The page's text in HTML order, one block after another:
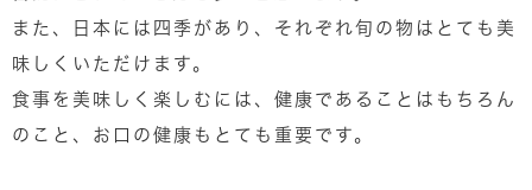
また、日本には四季があり、それぞれ旬の物はとても美
味しくいただけます。
食事を美味しく楽しむには、健康であることはもちろん
のこと、お口の健康もとても重要です。